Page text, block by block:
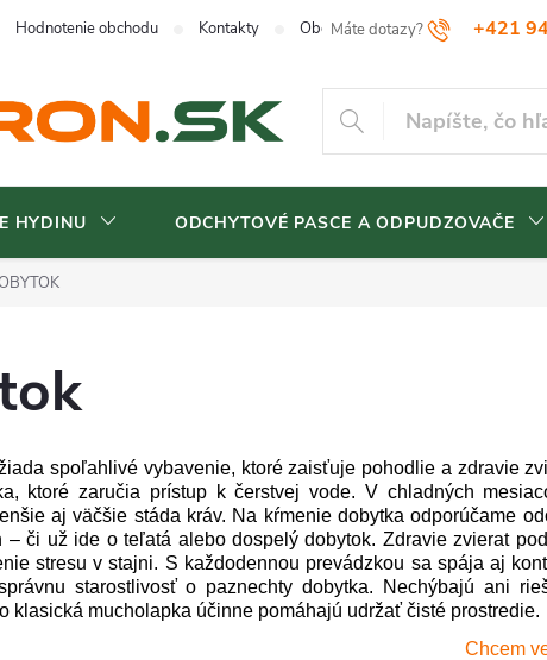
+421
Hodnotenie obchodu Kontakty Obchodné podmienky
HYDINU ODCHYTOVÉ PASCE A ODPUDZOVAČE
spoľahlivé vybavenie, ktoré zaisťuje pohodlie a zdravie
ktoré zaručia prístup k čerstvej vode. V chladných
aj väčšie stáda kráv. Na kŕmenie dobytka odporúčame
– či už ide o teľatá alebo dospelý dobytok. Zdravie zvierat
stresu v stajni. S každodennou prevádzkou sa spája aj
starostlivosť o paznechty dobytka. Nechýbajú ani
klasická mucholapka účinne pomáhajú udržať čisté prostredie.
Chcem